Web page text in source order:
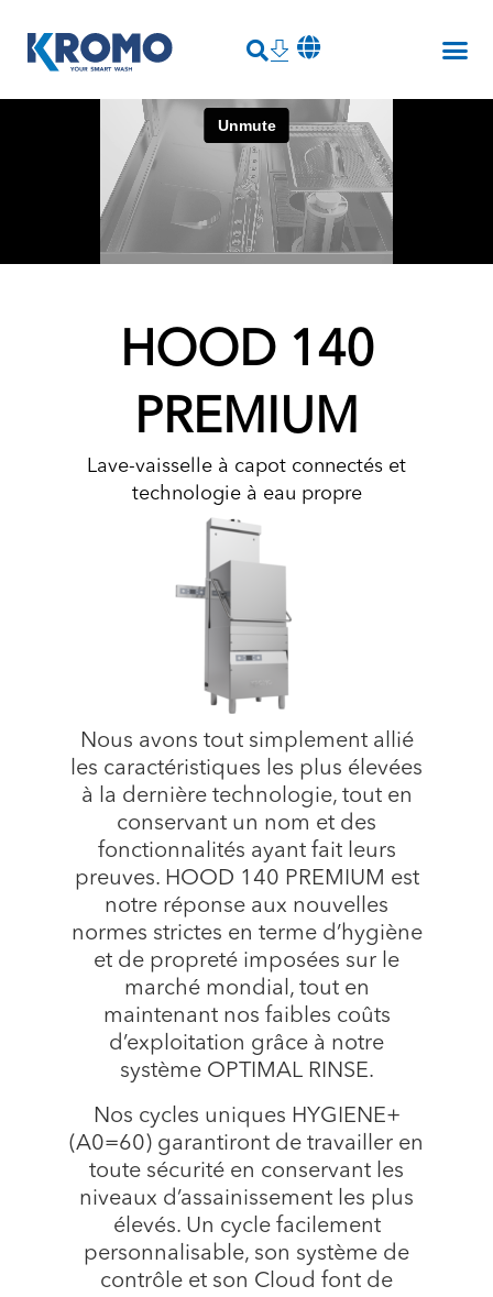
HOOD 140
PREMIUM
Lave-vaisselle à capot connectés et
technologie à eau propre
Nous avons tout simplement allié
les caractéristiques les plus élevées
à la dernière technologie, tout en
conservant un nom et des
fonctionnalités ayant fait leurs
preuves. HOOD 140 PREMIUM est
notre réponse aux nouvelles
normes strictes en terme d’hygiène
et de propreté imposées sur le
marché mondial, tout en
maintenant nos faibles coûts
d’exploitation grâce à notre
système OPTIMAL RINSE.
Nos cycles uniques HYGIENE+
(A0=60) garantiront de travailler en
toute sécurité en conservant les
niveaux d’assainissement les plus
élevés. Un cycle facilement
personnalisable, son système de
contrôle et son Cloud font de